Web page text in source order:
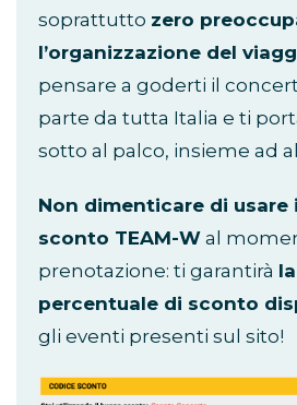
soprattutto zero
l’organizzazione del
pensare a goderti il
parte da tutta Italia e ti
sotto al palco, insieme ad
Non dimenticare di usare
sconto TEAM-W al
prenotazione: ti garantirà
percentuale di sconto
gli eventi presenti sul sito!